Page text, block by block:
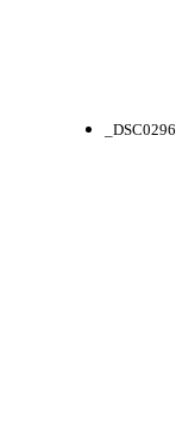
_DSC0296